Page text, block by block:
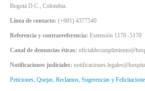
Bogotá D.C., Colombia.
Línea de contacto: (+601) 4377540
Referencia y contrarreferencia: Extensión 1170 -5170
Canal de denuncias éticas:
Notificaciones judiciales:
Peticiones, Quejas, Reclamos, Sugerencias y